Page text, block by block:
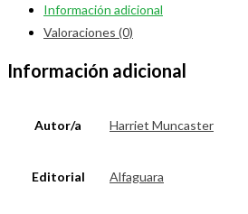
Información adicional
Valoraciones (0)
Información adicional
Autor/a Harriet Muncaster
Editorial Alfaguara